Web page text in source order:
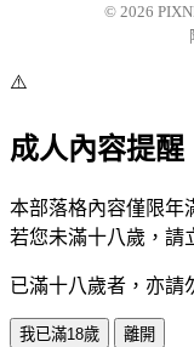
© 2026
⚠️
成人內容提醒
本部落格內容僅限年
若您未滿十八歲，請
已滿十八歲者，亦請
我已滿18歲 離開